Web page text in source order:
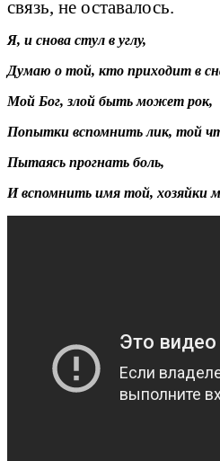
связь, не оставалось.
Я, и снова стул в углу,
Думаю о той, кто приходит в
Мой Бог, злой быть может рок,
Попытки вспомнить лик, той
Пытаясь прогнать боль,
И вспомнить имя той, хозяйки